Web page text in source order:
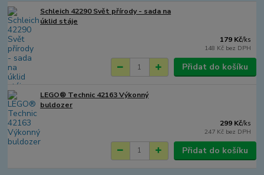
Schleich 42290 Svět přírody - sada na
úklid stáje
179 Kč/ks
148 Kč bez DPH
Přidat do košíku
LEGO® Technic 42163 Výkonný
buldozer
299 Kč/ks
247 Kč bez DPH
Přidat do košíku